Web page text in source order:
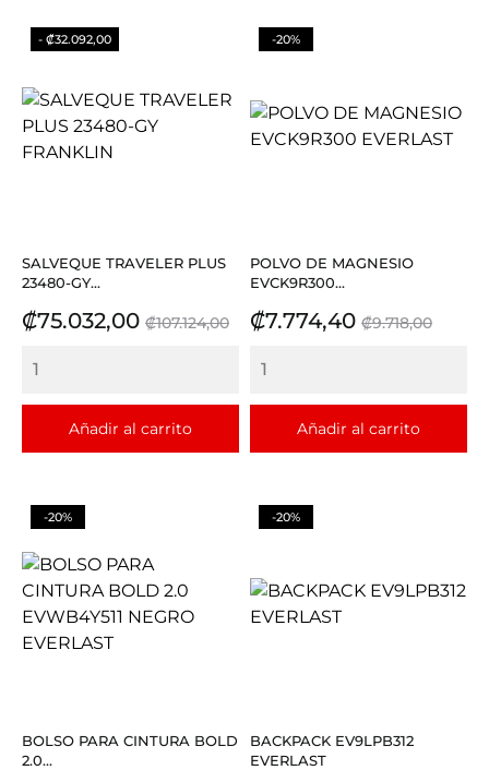
SALVEQUE TRAVELER PLUS
23480-GY...
Precio
₡75.032,00 Precio
₡107.124,00
Añadir al carrito
- ₡32.092,00
POLVO DE MAGNESIO
EVCK9R300...
Precio
₡7.774,40 Precio
₡9.718,00
Añadir al carrito
-20%
BOLSO PARA CINTURA BOLD
2.0...
-20%
BACKPACK EV9LPB312
EVERLAST
-20%